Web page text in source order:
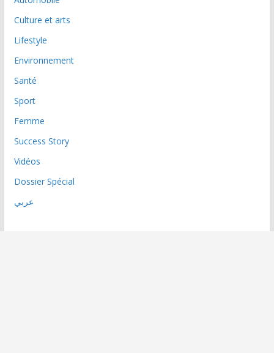
Culture et arts
Lifestyle
Environnement
Santé
Sport
Femme
Success Story
Vidéos
Dossier Spécial
عربي